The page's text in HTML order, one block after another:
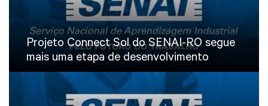
Projeto Connect Sol do SENAI-RO segue
mais uma etapa de desenvolvimento